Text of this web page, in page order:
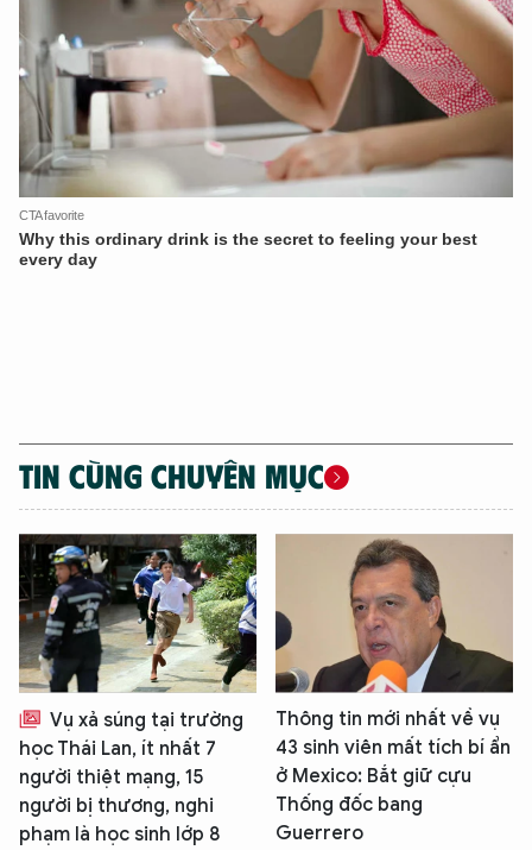
TIN CÙNG CHUYÊN MỤC
Vụ xả súng tại trường
học Thái Lan, ít nhất 7
người thiệt mạng, 15
người bị thương, nghi
phạm là học sinh lớp 8
Thông tin mới nhất về vụ
43 sinh viên mất tích bí ẩn
ở Mexico: Bắt giữ cựu
Thống đốc bang
Guerrero